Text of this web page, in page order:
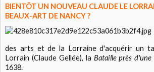
BIENTÔT UN NOUVEAU CLAUDE LE
BEAUX-ART DE NANCY ?
des arts et de la Lorraine d'acquérir un
Lorrain (Claude Gellée), la Bataille près d'une
1638.